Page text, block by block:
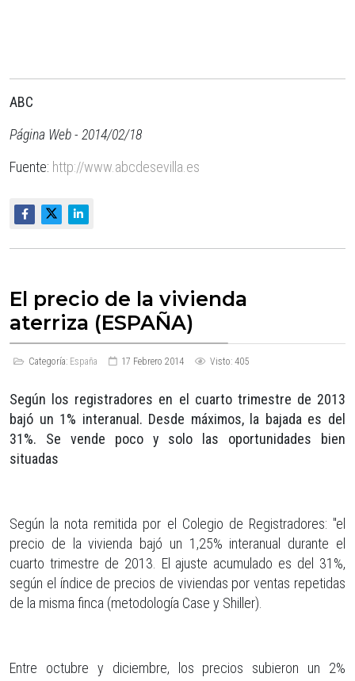
ABC
Página Web - 2014/02/18
Fuente: http://www.abcdesevilla.es
El precio de la vivienda
aterriza (ESPAÑA)
Categoría: España 17 Febrero 2014 Visto: 405
Según los registradores en el cuarto trimestre de 2013
bajó un 1% interanual. Desde máximos, la bajada es del
31%. Se vende poco y solo las oportunidades bien
situadas
Según la nota remitida por el Colegio de Registradores: "el
precio de la vivienda bajó un 1,25% interanual durante el
cuarto trimestre de 2013. El ajuste acumulado es del 31%,
según el índice de precios de viviendas por ventas repetidas
de la misma finca (metodología Case y Shiller).
Entre octubre y diciembre, los precios subieron un 2%